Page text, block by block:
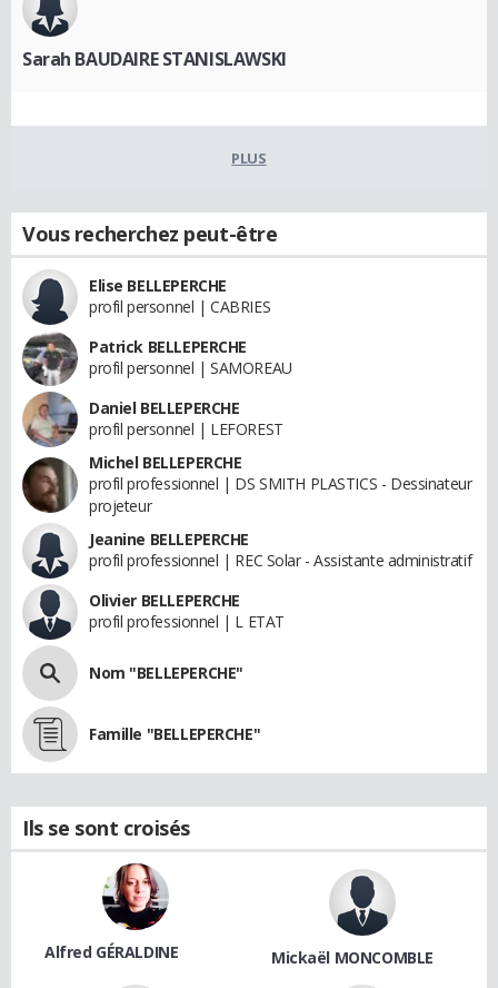
Sarah BAUDAIRE STANISLAWSKI
PLUS
Vous recherchez peut-être
Elise BELLEPERCHE
profil personnel | CABRIES
Patrick BELLEPERCHE
profil personnel | SAMOREAU
Daniel BELLEPERCHE
profil personnel | LEFOREST
Michel BELLEPERCHE
profil professionnel | DS SMITH PLASTICS - Dessinateur
projeteur
Jeanine BELLEPERCHE
profil professionnel | REC Solar - Assistante administratif
Olivier BELLEPERCHE
profil professionnel | L ETAT
Nom "BELLEPERCHE"
Famille "BELLEPERCHE"
Ils se sont croisés
Alfred GÉRALDINE Mickaël MONCOMBLE